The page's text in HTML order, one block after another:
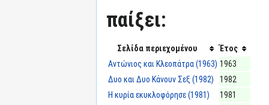
παίξει:
Σελίδα περιεχομένου
Έτος
Αντώνιος και Κλεοπάτρα (1963) 1963
Δυο και Δυο Κάνουν Σεξ (1982)
1982
Η κυρία εκυκλοφόρησε (1981)
1981